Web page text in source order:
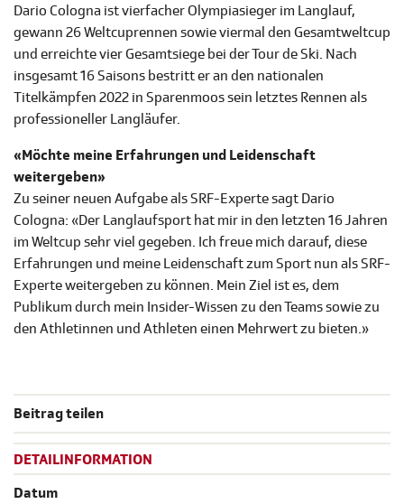
Dario Cologna ist vierfacher Olympiasieger im Langlauf,
gewann 26 Weltcuprennen sowie viermal den Gesamtweltcup
und erreichte vier Gesamtsiege bei der Tour de Ski. Nach
insgesamt 16 Saisons bestritt er an den nationalen
Titelkämpfen 2022 in Sparenmoos sein letztes Rennen als
professioneller Langläufer.
«Möchte meine Erfahrungen und Leidenschaft
weitergeben»
Zu seiner neuen Aufgabe als SRF-Experte sagt Dario
Cologna: «Der Langlaufsport hat mir in den letzten 16 Jahren
im Weltcup sehr viel gegeben. Ich freue mich darauf, diese
Erfahrungen und meine Leidenschaft zum Sport nun als SRF-
Experte weitergeben zu können. Mein Ziel ist es, dem
Publikum durch mein Insider-Wissen zu den Teams sowie zu
den Athletinnen und Athleten einen Mehrwert zu bieten.»
Beitrag teilen
DETAILINFORMATION
Datum